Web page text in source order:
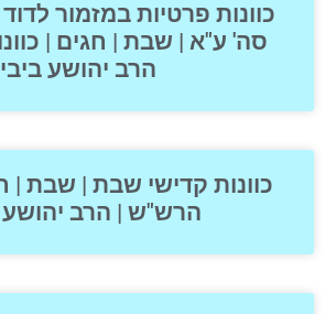
כוונות פרטיות במזמור
סה' ע"א | שבת | חגים |
הרב יהושע ביבי
כוונות קדישי שבת | שבת |
הרש"ש | הרב יהושע